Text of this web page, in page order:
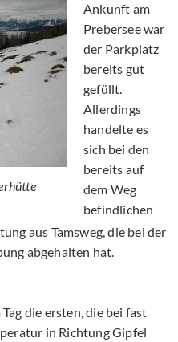
Ankunft am
Prebersee war
der Parkplatz
bereits gut
gefüllt.
Allerdings
handelte es
sich bei den
bereits auf
dem Weg
befindlichen
aus Tamsweg, die bei der
abgehalten hat.
die ersten, die bei fast
in Richtung Gipfel